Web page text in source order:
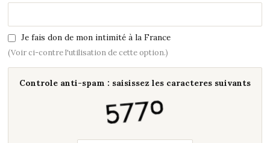
Je fais don de mon intimité à la France
(Voir ci-contre l'utilisation de cette option.)
Controle anti-spam : saisissez les caracteres suivants